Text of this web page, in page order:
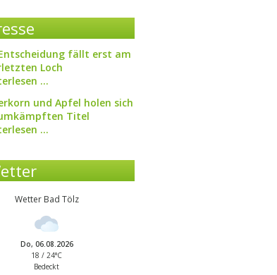
fällt erst am
Loch
…
fällt
erst
Loch
und Apfel holen sich
Titel
…
sich
die
Titel
Wetter Bad Tölz
Do, 06.08.2026
18 / 24°C
Bedeckt